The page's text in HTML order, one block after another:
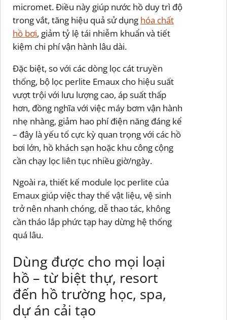
micromet. Điều này giúp nước hồ duy trì độ
trong vắt, tăng hiệu quả sử dụng hóa chất
hồ bơi, giảm tỷ lệ tái nhiễm khuẩn và tiết
kiệm chi phí vận hành lâu dài.
Đặc biệt, so với các dòng lọc cát truyền
thống, bộ lọc perlite Emaux cho hiệu suất
vượt trội với lưu lượng cao, áp suất thấp
hơn, đồng nghĩa với việc máy bơm vận hành
nhẹ nhàng, giảm hao phí điện năng đáng kể
– đây là yếu tố cực kỳ quan trọng với các hồ
bơi lớn, hồ khách sạn hoặc khu công cộng
cần chạy lọc liên tục nhiều giờ/ngày.
Ngoài ra, thiết kế module lọc perlite của
Emaux giúp việc thay thế vật liệu, vệ sinh
trở nên nhanh chóng, dễ thao tác, không
cần tháo lắp phức tạp hay dừng hệ thống
quá lâu.
Dùng được cho mọi loại
hồ – từ biệt thự, resort
đến hồ trường học, spa,
dự án cải tạo